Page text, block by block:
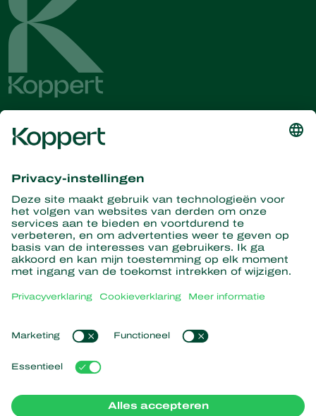
Ontvang het laatste nieuws en
informatie
Hier aanmelden
Partners with Nature
Roofmijten
Roofinsecten
Nuttige nematoden
Nuttige micro-organismen
Gewasbescherming
Nieuws en informatie
Duurzaamheid
Werken bij Koppert
Contact
Populaire links
Ervaringen van klanten
Koppert One
Koppert Global
Cookies beheren